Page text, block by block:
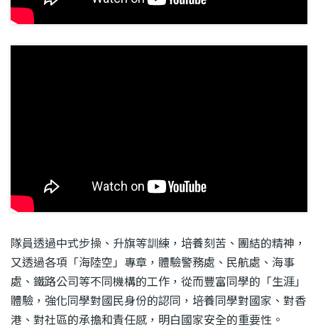
隊員透過中式步操、升旗等訓練，培養刻苦、團結的精神，
又透過各項「海陸空」專章，體驗警務處、民航處、海事
處、鐵路公司等不同機構的工作，從而豐富同學的「生涯」
體驗，強化同學對國民身份的認同，培養同學對國家、對香
港、對社區的承擔和責任感，明白國家安全的重要性。